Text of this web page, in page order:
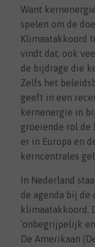
Want
spelen om de
Klimaatakkoord
vindt dat, ook
de bijdrage die
Zelfs het
geeft in een
kernenergie in
groeiende rol de
er in Europa en
kerncentrales
In Nederland
de agenda bij de
klimaatakkoord.
‘onbegrijpelijk
De Amerikaan